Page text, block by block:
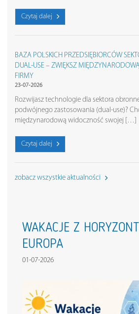
Czytaj dalej
BAZA POLSKICH PRZEDSIĘBIORCÓW
DUAL-USE – ZWIĘKSZ
FIRMY
23-07-2026
Rozwijasz technologie dla sektora
podwójnego zastosowania (dual-use)?
międzynarodową widoczność swojej […]
Czytaj dalej
zobacz wszystkie aktualności
WAKACJE Z
EUROPA
01-07-2026